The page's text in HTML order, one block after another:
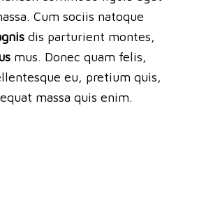
Cum sociis natoque
dis parturient montes,
mus. Donec quam felis,
eu, pretium quis,
massa quis enim.